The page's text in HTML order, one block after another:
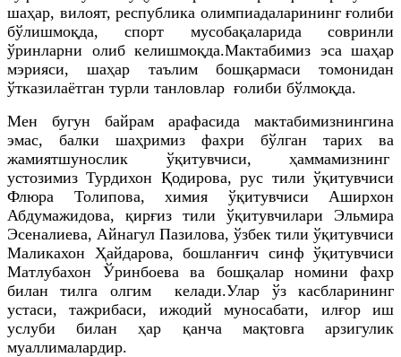
шаҳар, вилоят, республика олимпиадаларининг ғолиби
бўлишмоқда, спорт мусобақаларида совринли
ўринларни олиб келишмоқда.Мактабимиз эса шаҳар
мэрияси, шаҳар таълим бошқармаси томонидан
ўтказилаётган турли танловлар ғолиби бўлмоқда.
Мен бугун байрам арафасида мактабимизнингина
эмас, балки шаҳримиз фахри бўлган тарих ва
жамиятшунослик ўқитувчиси, ҳаммамизнинг
устозимиз Турдихон Қодирова, рус тили ўқитувчиси
Флюра Толипова, химия ўқитувчиси Аширхон
Абдумажидова, қирғиз тили ўқитувчилари Эльмира
Эсеналиева, Айнагул Пазилова, ўзбек тили ўқитувчиси
Маликахон Ҳайдарова, бошланғич синф ўқитувчиси
Матлубахон Ўринбоева ва бошқалар номини фахр
билан тилга олгим келади.Улар ўз касбларининг
устаси, тажрибаси, ижодий муносабати, илғор иш
услуби билан ҳар қанча мақтовга арзигулик
муаллималардир.